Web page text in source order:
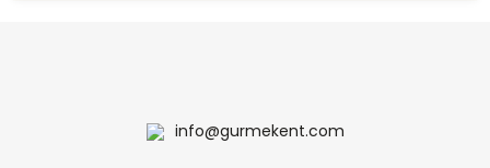
info@gurmekent.com